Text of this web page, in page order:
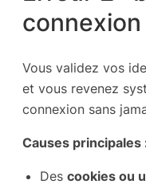
Vous validez vos
et vous revenez
connexion sans
Causes principales
Des cookies ou